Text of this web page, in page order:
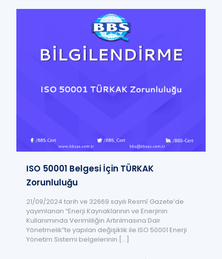
ISO 50001 Belgesi İçin TÜRKAK
Zorunluluğu
21/09/2024 tarih ve 32669 sayılı Resmî Gazete’de
yayımlanan “Enerji Kaynaklarının ve Enerjinin
Kullanımında Verimliliğin Artırılmasına Dair
Yönetmelik”te yapılan değişiklik ile ISO 50001 Enerji
Yönetim Sistemi belgelerinin […]